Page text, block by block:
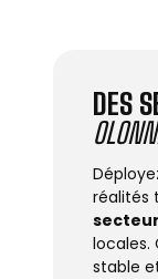
DES
réalités
locales.
stable